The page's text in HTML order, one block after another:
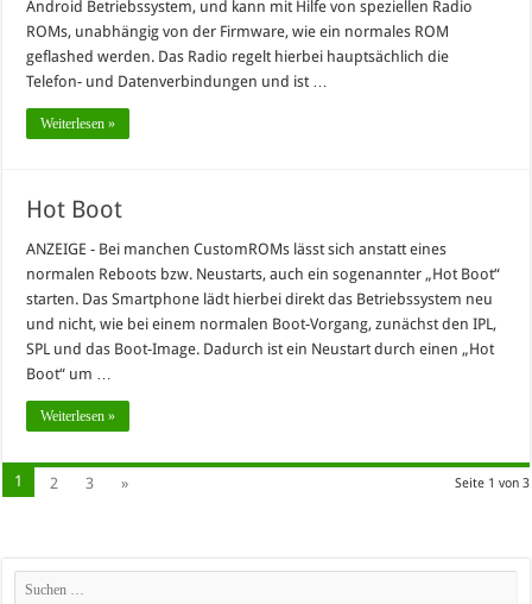
Android Betriebssystem, und kann mit Hilfe von speziellen Radio
ROMs, unabhängig von der Firmware, wie ein normales ROM
geflashed werden. Das Radio regelt hierbei hauptsächlich die
Telefon- und Datenverbindungen und ist …
Weiterlesen »
Hot Boot
ANZEIGE - Bei manchen CustomROMs lässt sich anstatt eines
normalen Reboots bzw. Neustarts, auch ein sogenannter „Hot Boot“
starten. Das Smartphone lädt hierbei direkt das Betriebssystem neu
und nicht, wie bei einem normalen Boot-Vorgang, zunächst den IPL,
SPL und das Boot-Image. Dadurch ist ein Neustart durch einen „Hot
Boot“ um …
Weiterlesen »
Seite 1 von 3
1 2 3 »